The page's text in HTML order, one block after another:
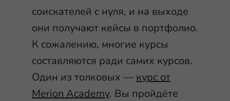
соискателей с нуля, и на выходе
они получают кейсы в портфолио.
К сожалению, многие курсы
составляются ради самих курсов.
Один из толковых — курс от
Merion Academy. Вы пройдёте